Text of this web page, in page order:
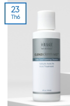
23
Th6